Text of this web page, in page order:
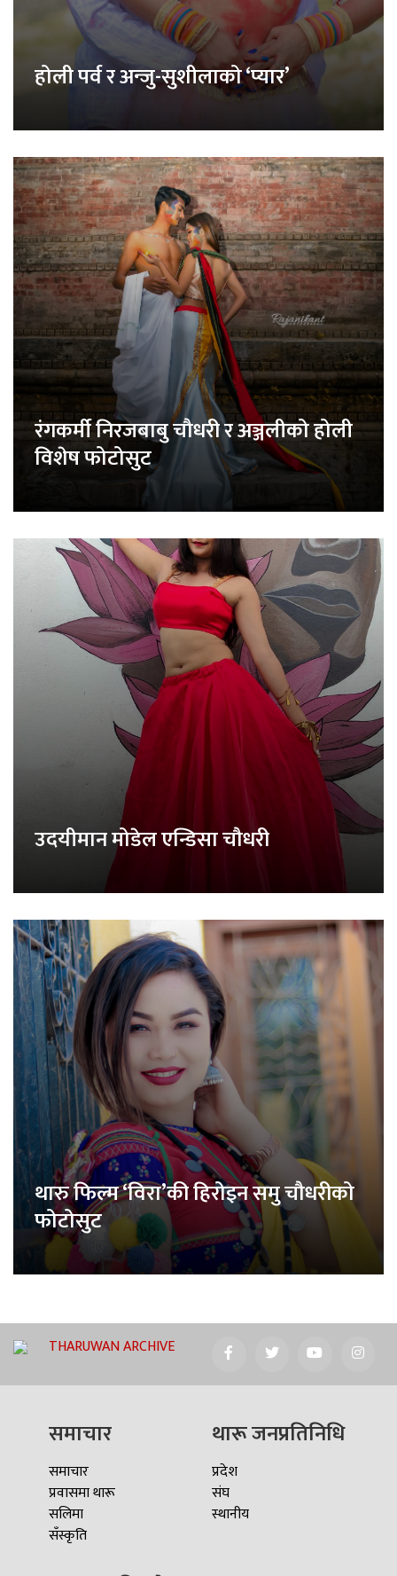
होली पर्व र अन्जु-सुशीलाको ‘प्यार’
रंगकर्मी निरजबाबु चौधरी र अञ्जलीको होली
विशेष फोटोसुट
उदयीमान मोडेल एन्डिसा चौधरी
थारु फिल्म ‘विरा’की हिरोइन समु चौधरीको
फोटोसुट
THARUWAN ARCHIVE
समाचार
समाचार
प्रवासमा थारू
सलिमा
सँस्कृति
थारू जनप्रतिनिधि
प्रदेश
संघ
स्थानीय